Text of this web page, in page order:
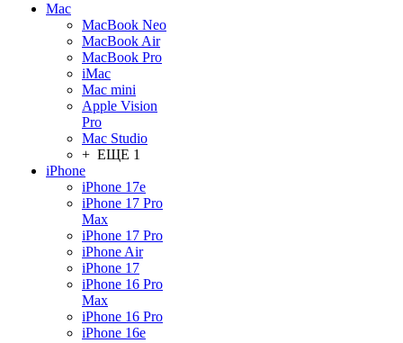
Mac
MacBook Neo
MacBook Air
MacBook Pro
iMac
Mac mini
Apple Vision
Pro
Mac Studio
+ ЕЩЕ 1
iPhone
iPhone 17e
iPhone 17 Pro
Max
iPhone 17 Pro
iPhone Air
iPhone 17
iPhone 16 Pro
Max
iPhone 16 Pro
iPhone 16e